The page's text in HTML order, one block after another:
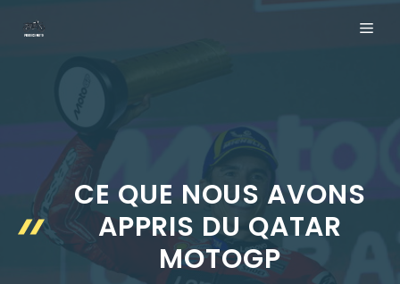
CE QUE NOUS AVONS
APPRIS DU QATAR
MOTOGP